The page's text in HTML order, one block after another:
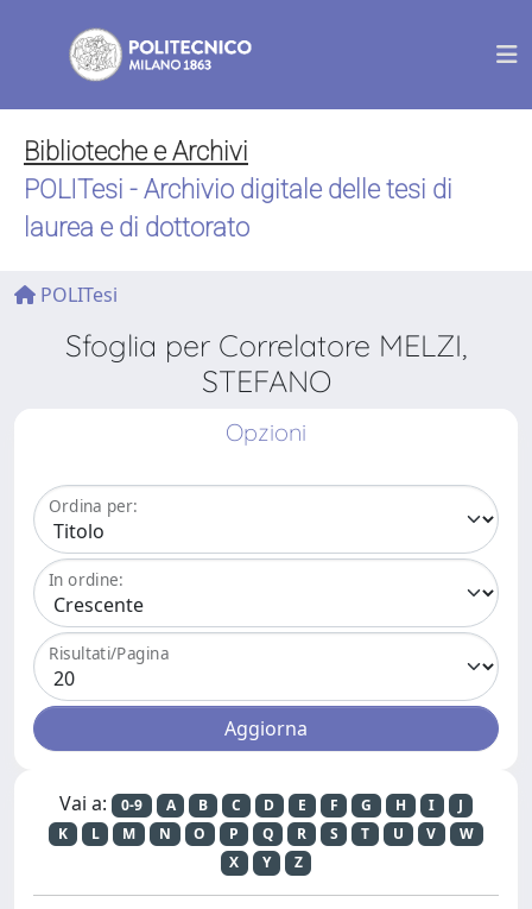
Biblioteche e Archivi
POLITesi - Archivio digitale delle tesi di
laurea e di dottorato
POLITesi
Sfoglia per Correlatore MELZI,
STEFANO
Opzioni
Ordina per:
In ordine:
Risultati/Pagina
Vai a: 0-9 A B C D E F G H I
J
K
L M N O P Q R S T U V
W
X
Y Z